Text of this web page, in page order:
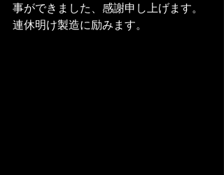
事ができました、感謝申し上げます。
連休明け製造に励みます。